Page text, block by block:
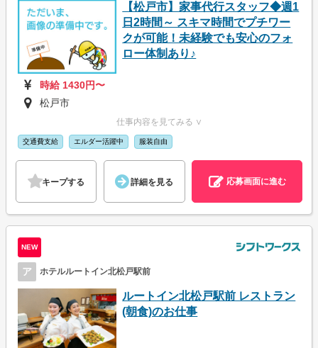
【松戸市】家事代行スタッフ◆週1
日2時間～ スキマ時間でプチワー
クが可能！未経験でも安心のフォ
ロー体制あり♪
時給 1430円〜
松戸市
仕事内容を見てみる ∨
交通費支給 エルダー活躍中 服装自由
キープする 詳細を見る 応募画面に進む
NEW
ア ホテルルートイン北松戸駅前
ルートイン北松戸駅前 レストラン
(朝食)のお仕事